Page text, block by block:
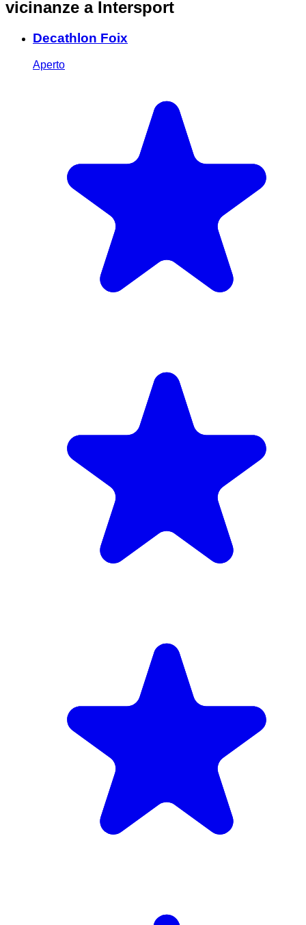
vicinanze a Intersport
Decathlon Foix
Aperto